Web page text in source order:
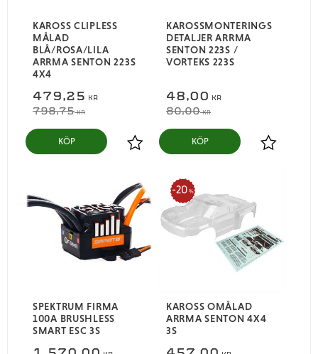
KAROSS CLIPLESS
MÅLAD
BLÅ/ROSA/LILA
ARRMA SENTON 223S
4X4
479,25 KR
798,75KR
Lägg till i favoriter
KÖP
KAROSSMONTERINGS
DETALJER ARRMA
SENTON 223S /
VORTEKS 223S
48,00 KR
80,00KR
Lägg till i
KÖP
SPEKTRUM FIRMA
100A BRUSHLESS
SMART ESC 3S
KAROSS OMÅLAD
ARRMA SENTON 4X4
3S
20 %